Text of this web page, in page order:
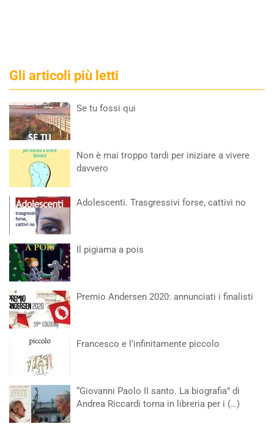
Gli articoli più letti
Se tu fossi qui
Non è mai troppo tardi per iniziare a vivere
davvero
Adolescenti. Trasgressivi forse, cattivi no
Il pigiama a pois
Premio Andersen 2020: annunciati i finalisti
Francesco e l’infinitamente piccolo
“Giovanni Paolo II santo. La biografia” di
Andrea Riccardi torna in libreria per i (…)